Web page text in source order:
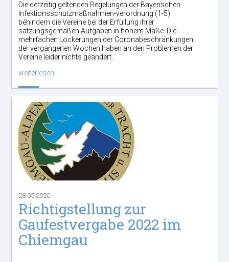
Die derzeitig geltenden Regelungen der Bayerischen
Infektionsschutzmaßnahmen-verordnung (1-5)
behindern die Vereine bei der Erfüllung ihrer
satzungsgemäßen Aufgaben in hohem Maße. Die
mehrfachen Lockerungen der Coronabeschränkungen
der vergangenen Wochen haben an den Problemen der
Vereine leider nichts geändert.
weiterlesen
28.05.2020
Richtigstellung zur
Gaufestvergabe 2022 im
Chiemgau